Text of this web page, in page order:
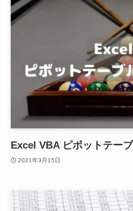
Excel VBA ピボットテー
2021年3月15日